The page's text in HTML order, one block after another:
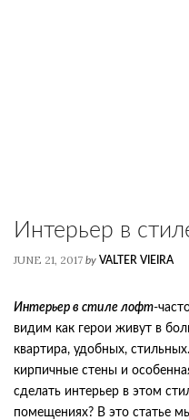
Интерьер в
JUNE 21, 2017 by VALTER VIEIRA
Интерьер в стиле лофт-
видим как герои живут в
квартира, удобных,
кирпичные стены и
сделать интерьер в этом
помещениях? В это статье